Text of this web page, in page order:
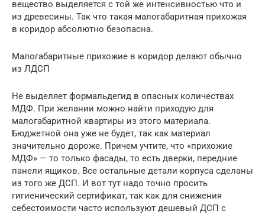
вещество выделяется с той же интенсивностью что и
из древесины. Так что такая малогабаритная прихожая
в коридор абсолютно безопасна.
Малогабаритные прихожие в коридор делают обычно
из ЛДСП
Не выделяет формальдегид в опасных количествах
МДФ. При желании можно найти приходую для
малогабаритной квартиры из этого материала.
Бюджетной она уже не будет, так как материал
значительно дороже. Причем учтите, что «прихожие
МДФ» — то только фасады, то есть дверки, передние
панели ящиков. Все остальные детали корпуса сделаны
из того же ДСП. И вот тут надо точно просить
гигиенический сертификат, так как для снижения
себестоимости часто используют дешевый ДСП с